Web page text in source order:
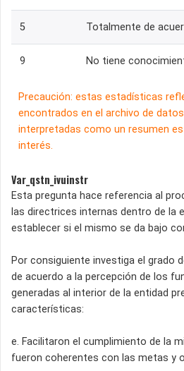
5 Totalmente de
9 No tiene
Precaución: estas estadísticas
encontrados en el archivo de
interpretadas como un resumen
interés.
Var_qstn_ivuinstr
Esta pregunta hace referencia al
las directrices internas dentro de la
establecer si el mismo se da bajo
Por consiguiente investiga el grado
de acuerdo a la percepción de los
generadas al interior de la entidad
características:
e. Facilitaron el cumplimiento de la
fueron coherentes con las metas y